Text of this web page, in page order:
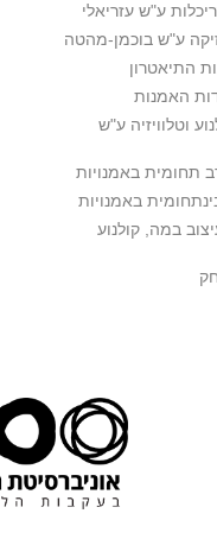
ע"ש עזריאלי
ע"ש בוכמן-מהטה
התיאטרון
האמנות
וטלוויזיה ע"ש
תחומית באמנויות
באמנויות
במה, קולנוע